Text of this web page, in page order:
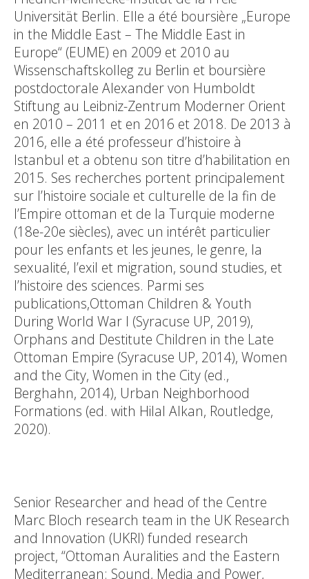
Universität Berlin. Elle a été boursière „Europe
in the Middle East – The Middle East in
Europe“ (EUME) en 2009 et 2010 au
Wissenschaftskolleg zu Berlin et boursière
postdoctorale Alexander von Humboldt
Stiftung au Leibniz-Zentrum Moderner Orient
en 2010 – 2011 et en 2016 et 2018. De 2013 à
2016, elle a été professeur d’histoire à
Istanbul et a obtenu son titre d’habilitation en
2015. Ses recherches portent principalement
sur l’histoire sociale et culturelle de la fin de
l’Empire ottoman et de la Turquie moderne
(18e-20e siècles), avec un intérêt particulier
pour les enfants et les jeunes, le genre, la
sexualité, l’exil et migration, sound studies, et
l’histoire des sciences. Parmi ses
publications,Ottoman Children & Youth
During World War I (Syracuse UP, 2019),
Orphans and Destitute Children in the Late
Ottoman Empire (Syracuse UP, 2014), Women
and the City, Women in the City (ed.,
Berghahn, 2014), Urban Neighborhood
Formations (ed. with Hilal Alkan, Routledge,
2020).
Senior Researcher and head of the Centre
Marc Bloch research team in the UK Research
and Innovation (UKRI) funded research
project, “Ottoman Auralities and the Eastern
Mediterranean: Sound, Media and Power,